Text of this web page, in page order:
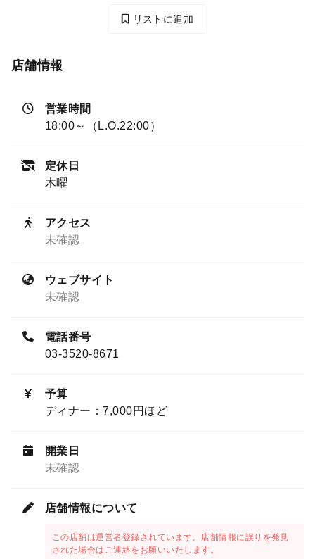
リストに追加
店舗情報
営業時間
18:00～（L.O.22:00）
定休日
木曜
アクセス
未確認
ウェブサイト
未確認
電話番号
03-3520-8671
予算
ディナー：7,000円ほど
開業日
未確認
店舗情報について
この店舗は運営者登録されています。店舗情報に誤りを発見
された場合はご連絡をお願いいたします。